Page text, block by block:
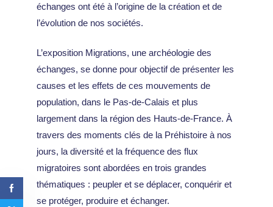
échanges ont été à l’origine de la création et de
l’évolution de nos sociétés.
L’exposition Migrations, une archéologie des
échanges, se donne pour objectif de présenter les
causes et les effets de ces mouvements de
population, dans le Pas-de-Calais et plus
largement dans la région des Hauts-de-France. À
travers des moments clés de la Préhistoire à nos
jours, la diversité et la fréquence des flux
migratoires sont abordées en trois grandes
thématiques : peupler et se déplacer, conquérir et
se protéger, produire et échanger.